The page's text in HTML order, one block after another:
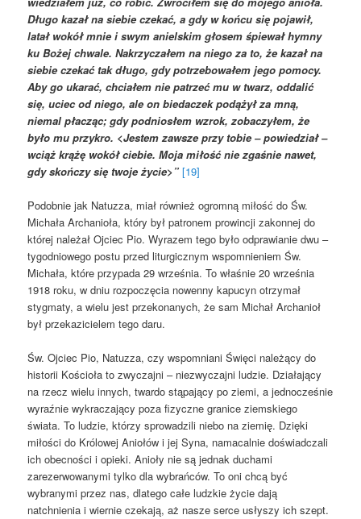
Długo kazał na siebie czekać, a gdy w końcu się pojawił,
latał wokół mnie i swym anielskim głosem śpiewał hymny
ku Bożej chwale. Nakrzyczałem na niego za to, że kazał na
siebie czekać tak długo, gdy potrzebowałem jego pomocy.
Aby go ukarać, chciałem nie patrzeć mu w twarz, oddalić
się, uciec od niego, ale on biedaczek podążył za mną,
niemal płacząc; gdy podniosłem wzrok, zobaczyłem, że
było mu przykro. <Jestem zawsze przy tobie – powiedział –
wciąż krążę wokół ciebie. Moja miłość nie zgaśnie nawet,
gdy skończy się twoje życie>” [19]
Podobnie jak Natuzza, miał również ogromną miłość do Św.
Michała Archanioła, który był patronem prowincji zakonnej do
której należał Ojciec Pio. Wyrazem tego było odprawianie dwu –
tygodniowego postu przed liturgicznym wspomnieniem Św.
Michała, które przypada 29 września. To właśnie 20 września
1918 roku, w dniu rozpoczęcia nowenny kapucyn otrzymał
stygmaty, a wielu jest przekonanych, że sam Michał Archanioł
był przekazicielem tego daru.
Św. Ojciec Pio, Natuzza, czy wspomniani Święci należący do
historii Kościoła to zwyczajni – niezwyczajni ludzie. Działający
na rzecz wielu innych, twardo stąpający po ziemi, a jednocześnie
wyraźnie wykraczający poza fizyczne granice ziemskiego
świata. To ludzie, którzy sprowadzili niebo na ziemię. Dzięki
miłości do Królowej Aniołów i jej Syna, namacalnie doświadczali
ich obecności i opieki. Anioły nie są jednak duchami
zarezerwowanymi tylko dla wybrańców. To oni chcą być
wybranymi przez nas, dlatego całe ludzkie życie dają
natchnienia i wiernie czekają, aż nasze serce usłyszy ich szept.